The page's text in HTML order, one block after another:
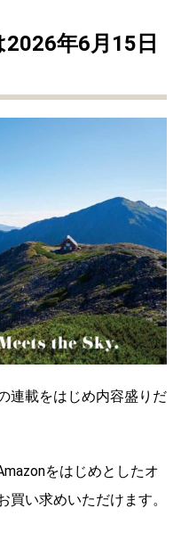
2026年6月15日
連載をはじめ内容盛りだ
をはじめとしたオ
買い求めいただけます。